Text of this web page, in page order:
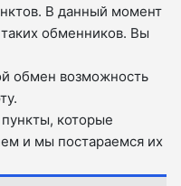
В данный момент
обменников. Вы
обмен возможность
которые
и мы постараемся их